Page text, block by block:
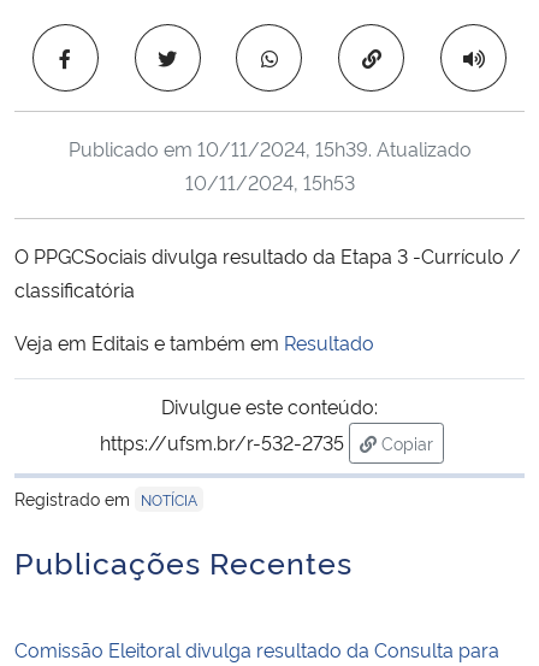
Ministério da Cidadania
Ministério da Saúde
Ministério de Minas e Energia
Ministério da Ciência, Tecnologia, Inovações e Comunicações
Ministério do Meio Ambiente
Ministério do Turismo
Ministério do Desenvolvimento Regional
Controladoria-Geral da União
Copiar para área
Publicado em 10/11/2024, 15h39. Atualizado
10/11/2024, 15h53
O PPGCSociais divulga resultado da Etapa 3 -Currículo /
classificatória
Veja em Editais e também em Resultado
Divulgue este conteúdo:
https://ufsm.br/r-532-2735
Copiar
para área de
Registrado em
NOTÍCIA
Publicações Recentes
Comissão Eleitoral divulga resultado da Consulta para